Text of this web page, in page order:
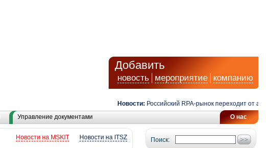
Добавить
новость мероприятие компанию
Новости: Российский RPA-рынок переходит от
О нас
Управление документами
Поиск:
Новости на ITSZ
Новости на MSKIT